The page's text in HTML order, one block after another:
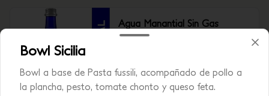
Agua Manantial Sin Gas
Agua Manantial Sin Gas 300 ml
$7.500
Bowl Sicilia
Bowl a base de Pasta fussili, acompañado de pollo a
la plancha, pesto, tomate chonto y queso feta.